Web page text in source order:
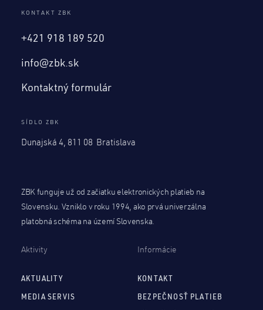
KONTAKT ZBK
+421 918 189 520
info@zbk.sk
Kontaktný formulár
SÍDLO ZBK
Dunajská 4, 811 08 Bratislava
ZBK funguje už od začiatku elektronických platieb na
Slovensku. Vzniklo v roku 1994, ako prvá univerzálna
platobná schéma na území Slovenska.
Aktivity
AKTUALITY
MEDIA SERVIS
Informácie
KONTAKT
BEZPEČNOSŤ PLATIEB